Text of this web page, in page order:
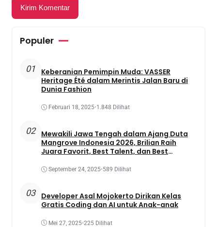
Populer
01
Keberanian Pemimpin Muda: VASSER
Heritage Été dalam Merintis Jalan Baru di
Dunia Fashion
Februari 18, 2025•1.848 Dilihat
02
Mewakili Jawa Tengah dalam Ajang Duta
Mangrove Indonesia 2026, Brilian Raih
Juara Favorit, Best Talent, dan Best
September 24, 2025•589 Dilihat
03
Developer Asal Mojokerto Dirikan Kelas
Gratis Coding dan AI untuk Anak-anak
Mei 27, 2025•225 Dilihat